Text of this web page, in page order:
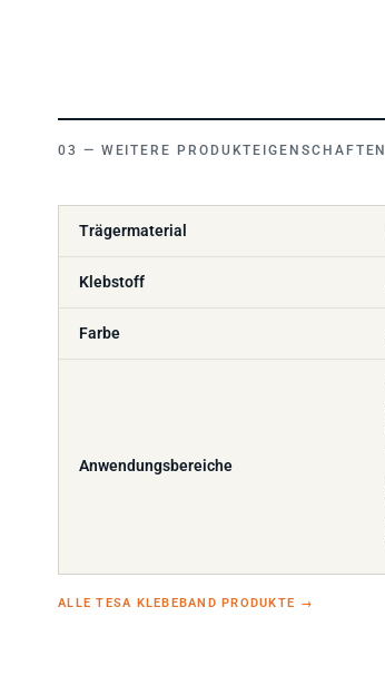
WEITERE PRODUKTEIGENSCHAFTEN
Trägermaterial
Klebstoff
Farbe
Anwendungsbereiche
ALLE TESA KLEBEBAND PRODUKTE